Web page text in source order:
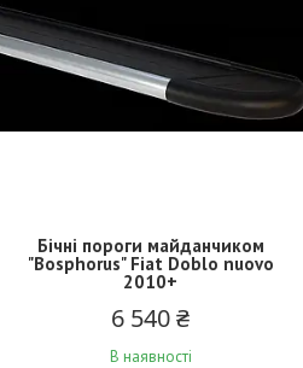
Бічні пороги майданчиком
"Bosphorus" Fiat Doblo nuovo
2010+
6 540 ₴
В наявності